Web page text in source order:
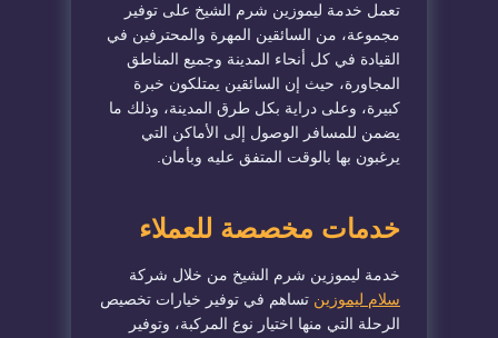
تعمل خدمة ليموزين شرم الشيخ على توفير
مجموعة، من السائقين المهرة والمحترفين في
القيادة في كل أنحاء المدينة وجميع المناطق
المجاورة، حيث إن السائقين يمتلكون خبرة
كبيرة، وعلى دراية بكل طرق المدينة، وذلك ما
يضمن للمسافر الوصول إلى الأماكن التي
يرغبون بها بالوقت المتفق عليه وبأمان.
خدمات مخصصة للعملاء
خدمة ليموزين شرم الشيخ من خلال شركة
سلام ليموزين تساهم في توفير خيارات تخصيص
الرحلة التي منها اختيار نوع المركبة، وتوفير